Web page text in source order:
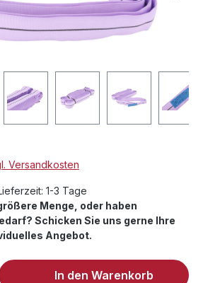
Versandkosten
1-3 Tage
Menge, oder haben
Schicken Sie uns gerne Ihre
Angebot.
Gib den
In den Warenkorb